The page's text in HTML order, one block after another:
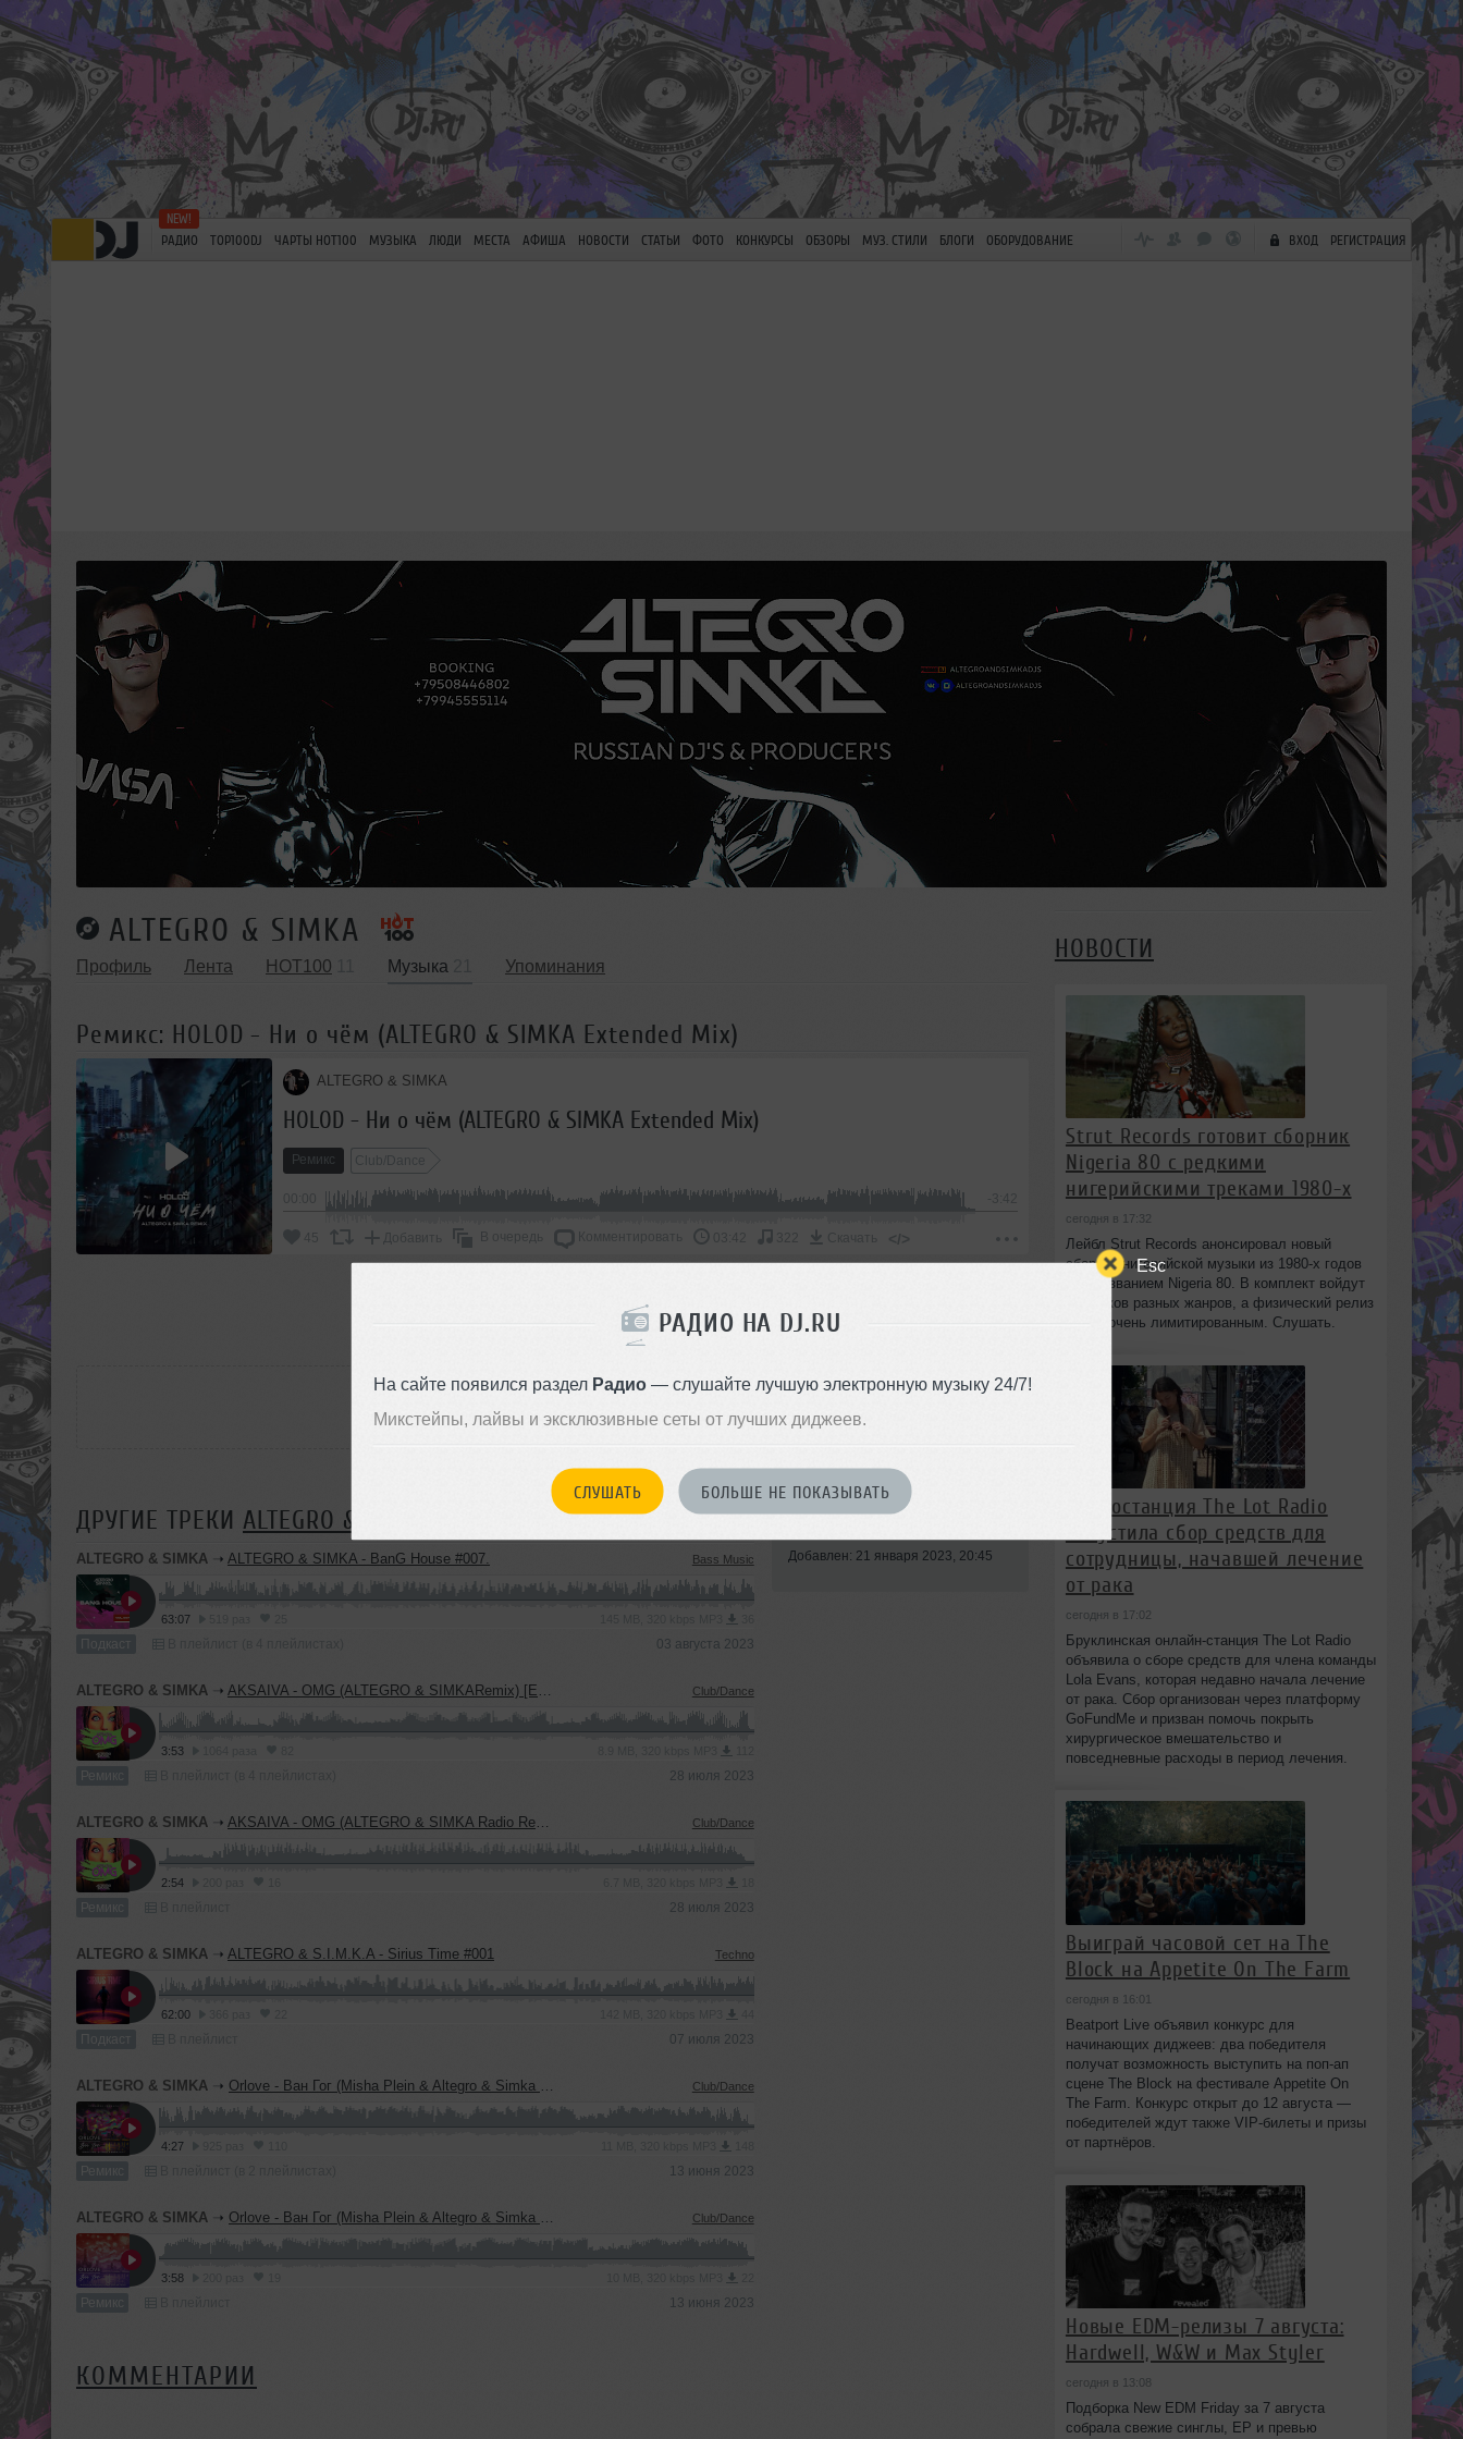
Esc
РАДИО НА DJ.RU
На сайте появился раздел Радио— слушайте лучшую электронную музыку 24/7!
Микстейпы, лайвы и эксклюзивные сеты от лучших диджеев.
СЛУШАТЬ БОЛЬШЕ НЕ ПОКАЗЫВАТЬ
РАДИО TOP100DJ ЧАРТЫ HOT100 МУЗЫКА ЛЮДИ МЕСТА АФИША НОВОСТИ СТАТЬИ ФОТО КОНКУРСЫ ОБЗОРЫ МУЗ. СТИЛИ БЛОГИ ОБОРУДОВАНИЕ ВХОД РЕГИСТРАЦИЯ
ALTEGRO & SIMKA
Профиль Лента HOT100 Музыка Упоминания
Ремикс: HOLOD - Ни о чём (ALTEGRO & SIMKA Extended Mix)
ALTEGRO & SIMKA
HOLOD - Ни о чём (ALTEGRO & SIMKA Extended Mix)
Ремикс Club/Dance
-3:42
45 Добавить В очередь Комментировать 03:42 322 Скачать </>
ПОДДЕРЖАТЬ АРТИСТА
ДРУГИЕ ТРЕКИ ALTEGRO & SIMKA
ALTEGRO & SIMKA ➝ ALTEGRO & SIMKA - BanG House #007. Bass Music
63:07
Подкаст 03 августа 2023
ALTEGRO & SIMKA ➝ AKSAIVA - OMG (ALTEGRO & SIMKARemix) [Extended] Club/Dance
3:53
Ремикс 28 июля 2023
ALTEGRO & SIMKA ➝ AKSAIVA - OMG (ALTEGRO & SIMKA Radio Remix) Club/Dance
2:54
Ремикс 28 июля 2023
ALTEGRO & SIMKA ➝ ALTEGRO & S.I.M.K.A - Sirius Time #001 Techno
62:00
Подкаст 07 июля 2023
ALTEGRO & SIMKA ➝ Orlove - Ван Гог (Misha Plein & Altegro & Simka Official Remix)[Extended] Club/Dance
4:27
Ремикс 13 июня 2023
ALTEGRO & SIMKA ➝ Orlove - Ван Гог (Misha Plein & Altegro & Simka Official Remix) Club/Dance
3:58
Ремикс 13 июня 2023
Стиль: Club/Dance
Добавлен: 21 января 2023, 20:45
КОММЕНТАРИИ
НОВОСТИ
Strut Records готовит сборник
Nigeria 80 с редкими
нигерийскими треками 1980-х
сегодня в 17:32
Лейбл Strut Records анонсировал новый
сборник нигерийской музыки из 1980-х годов
под названием Nigeria 80. В комплект войдут
13 треков разных жанров, а физический релиз
будет очень лимитированным. Слушать.
Радиостанция The Lot Radio
запустила сбор средств для
сотрудницы, начавшей лечение
от рака
сегодня в 17:02
Бруклинская онлайн-станция The Lot Radio
объявила о сборе средств для члена команды
Lola Evans, которая недавно начала лечение
от рака. Сбор организован через платформу
GoFundMe и призван помочь покрыть
хирургическое вмешательство и
повседневные расходы в период лечения.
Выиграй часовой сет на The
Block на Appetite On The Farm
сегодня в 16:01
Beatport Live объявил конкурс для
начинающих диджеев: два победителя
получат возможность выступить на поп‑ап
сцене The Block на фестивале Appetite On
The Farm. Конкурс открыт до 12 августа —
победителей ждут также VIP‑билеты и призы
от партнёров.
Новые EDM-релизы 7 августа:
Hardwell, W&W и Max Styler
сегодня в 13:08
Подборка New EDM Friday за 7 августа
собрала свежие синглы, EP и превью